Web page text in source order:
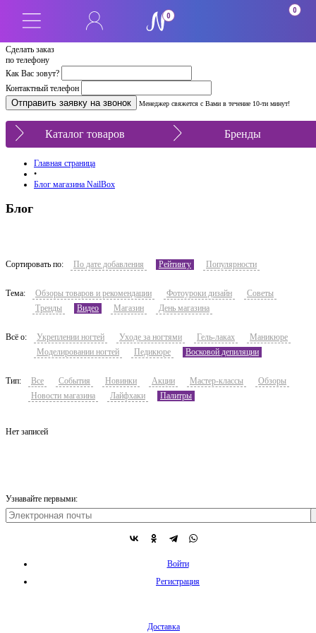
Сделать заказ
по телефону
Как Вас зовут?
Контактный телефон
Менеджер свяжется с Вами в течение 10-ти минут!
0
0
Каталог товаров Бренды
Главная страница
•
Блог магазина NailBox
Блог
Сортировать по: По дате добавления Рейтингу Популярности
Тема: Обзоры товаров и рекомендации Фотоуроки дизайн
Советы
Тренды
Видео Магазин День магазина
Всё о: Укреплении ногтей Уходе за ногтями Гель-лаках
Маникюре
Моделировании ногтей
Педикюре Восковой депиляции
Тип: Все События Новинки Акции Мастер-классы
Обзоры
Новости магазина
Лайфхаки Палитры
Нет записей
Узнавайте первыми:
Войти
Регистрация
Доставка